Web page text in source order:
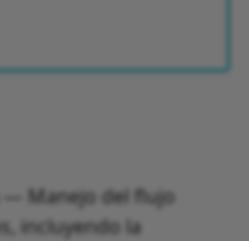
— Manejo del flujo
incluyendo la